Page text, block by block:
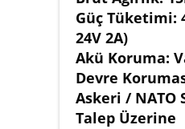
Güç Tüketimi:
24V 2A)
Akü Koruma:
Devre
Askeri / NATO
Talep Üzerine